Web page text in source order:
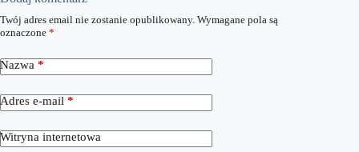
Twój adres email nie zostanie opublikowany. Wymagane pola są
oznaczone *
Nazwa *
Adres e-mail *
Witryna internetowa